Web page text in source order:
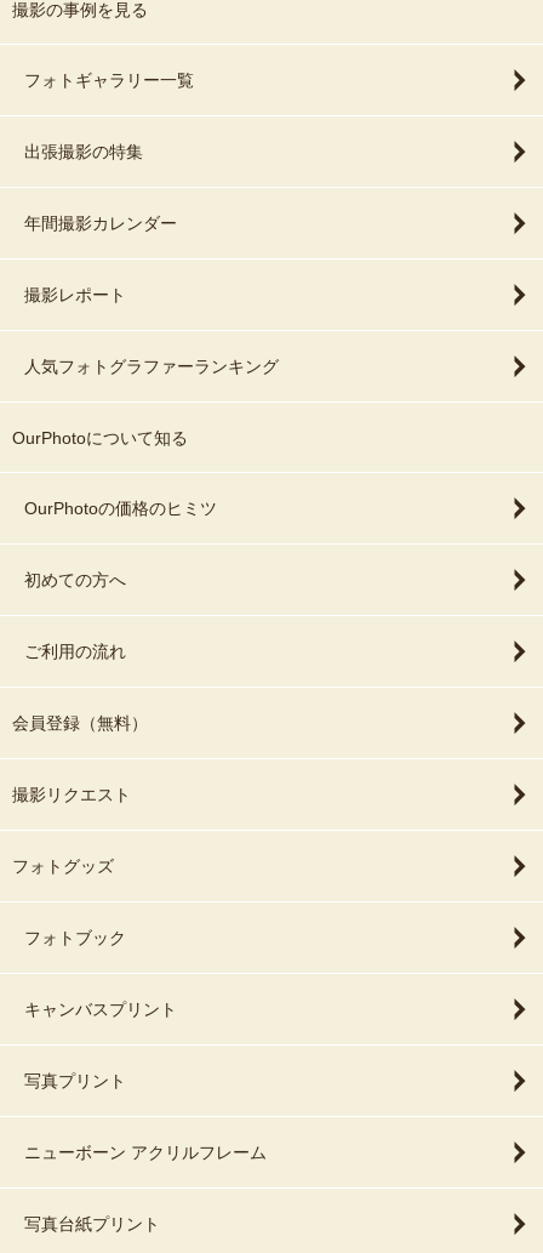
撮影の事例を見る
フォトギャラリー一覧
出張撮影の特集
年間撮影カレンダー
撮影レポート
人気フォトグラファーランキング
OurPhotoについて知る
OurPhotoの価格のヒミツ
初めての方へ
ご利用の流れ
会員登録（無料）
撮影リクエスト
フォトグッズ
フォトブック
キャンバスプリント
写真プリント
ニューボーン アクリルフレーム
写真台紙プリント